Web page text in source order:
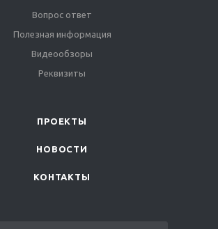
Вопрос ответ
Полезная информация
Видеообзоры
Реквизиты
ПРОЕКТЫ
НОВОСТИ
КОНТАКТЫ